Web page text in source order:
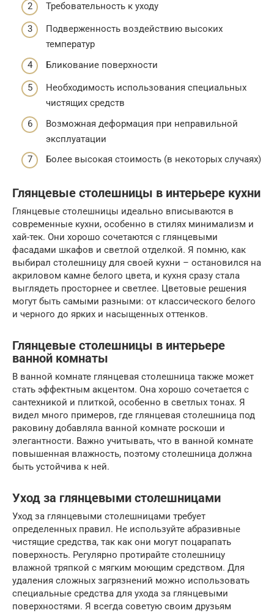
Требовательность к уходу
Подверженность воздействию высоких
температур
Бликование поверхности
Необходимость использования специальных
чистящих средств
Возможная деформация при неправильной
эксплуатации
Более высокая стоимость (в некоторых случаях)
Глянцевые столешницы в интерьере кухни
Глянцевые столешницы идеально вписываются в
современные кухни, особенно в стилях минимализм и
хай-тек. Они хорошо сочетаются с глянцевыми
фасадами шкафов и светлой отделкой. Я помню, как
выбирал столешницу для своей кухни – остановился на
акриловом камне белого цвета, и кухня сразу стала
выглядеть просторнее и светлее. Цветовые решения
могут быть самыми разными: от классического белого
и черного до ярких и насыщенных оттенков.
Глянцевые столешницы в интерьере
ванной комнаты
В ванной комнате глянцевая столешница также может
стать эффектным акцентом. Она хорошо сочетается с
сантехникой и плиткой, особенно в светлых тонах. Я
видел много примеров, где глянцевая столешница под
раковину добавляла ванной комнате роскоши и
элегантности. Важно учитывать, что в ванной комнате
повышенная влажность, поэтому столешница должна
быть устойчива к ней.
Уход за глянцевыми столешницами
Уход за глянцевыми столешницами требует
определенных правил. Не используйте абразивные
чистящие средства, так как они могут поцарапать
поверхность. Регулярно протирайте столешницу
влажной тряпкой с мягким моющим средством. Для
удаления сложных загрязнений можно использовать
специальные средства для ухода за глянцевыми
поверхностями. Я всегда советую своим друзьям